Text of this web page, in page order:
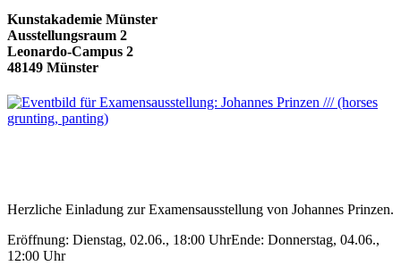
Kunstakademie Münster
Ausstellungsraum 2
Leonardo-Campus 2
48149 Münster
Herzliche Einladung zur Examensausstellung von Johannes Prinzen.
Eröffnung: Dienstag, 02.06., 18:00 UhrEnde: Donnerstag, 04.06.,
12:00 Uhr